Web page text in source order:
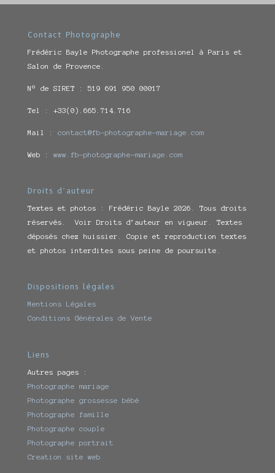
Contact Photographe
Frédéric Bayle Photographe professionel à Paris et
Salon de Provence.
N° de SIRET : 519 691 950 00017
Tel : +33(0).665.714.716
Mail : contact@fb-photographe-mariage.com
Web : www.fb-photographe-mariage.com
Droits d’auteur
Textes et photos : Frédéric Bayle 2026. Tous droits
réservés. Voir Droits d’auteur en vigueur. Textes
déposés chez huissier. Copie et reproduction textes
et photos interdites sous peine de poursuite.
Dispositions légales
Mentions Légales
Conditions Générales de Vente
Liens
Autres pages :
Photographe mariage
Photographe grossesse bébé
Photographe famille
Photographe couple
Photographe portrait
Creation site web